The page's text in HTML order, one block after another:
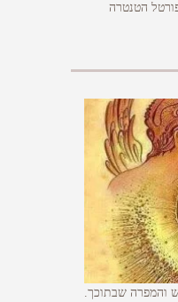
הטנטרה
והמפרה שבתוכך.